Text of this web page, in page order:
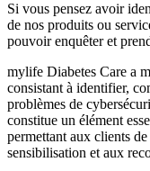
Si vous pensez avoir
de nos produits ou
pouvoir enquêter et
mylife Diabetes Care a
consistant à identifier,
problèmes de
constitue un élément
permettant aux clients
sensibilisation et aux